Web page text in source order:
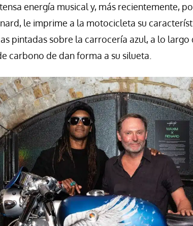
energía musical y, más recientemente,
le imprime a la motocicleta su
pintadas sobre la carrocería azul, a lo
carbono de dan forma a su silueta.